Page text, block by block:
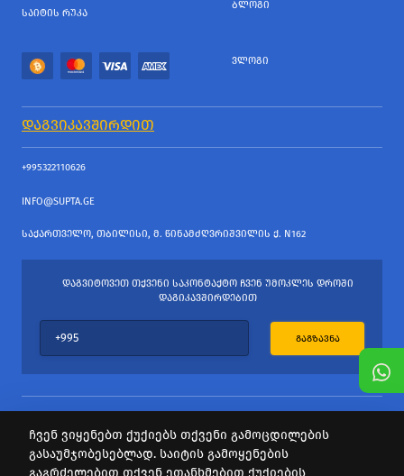
ᲡᲐᲘᲢᲘᲡ ᲠᲣᲙᲐ
ᲑᲚᲝᲒᲘ
ᲕᲚᲝᲒᲘ
ᲓᲐᲒᲕᲘᲙᲐᲕᲨᲘᲠᲓᲘᲗ
+995322110626
INFO@SUPTA.GE
ᲡᲐᲥᲐᲠᲗᲕᲔᲚᲝ, ᲗᲑᲘᲚᲘᲡᲘ, Მ. ᲬᲘᲜᲐᲛᲫᲦᲕᲠᲘᲨᲕᲘᲚᲘᲡ Ქ. N162
ᲓᲐᲒᲕᲘᲢᲝᲕᲔᲗ ᲗᲥᲕᲔᲜᲘ ᲡᲐᲙᲝᲜᲢᲐᲥᲢᲝ ᲩᲕᲔᲜ ᲣᲛᲝᲙᲚᲔᲡ ᲓᲠᲝᲨᲘ
ᲓᲐᲒᲘᲙᲐᲕᲨᲘᲠᲓᲔᲑᲘᲗ
ᲒᲐᲒᲖᲐᲕᲜᲐ
ყველა უფლება დაცულია
ჩვენ ვიყენებთ ქუქიებს თქვენი გამოცდილების
გასაუმჯობესებლად. საიტის გამოყენების
გაგრძელებით თქვენ ეთანხმებით ქუქიების